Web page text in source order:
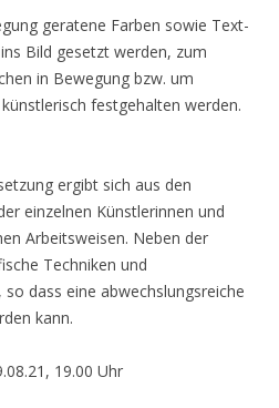
geratene Farben sowie Text-
Bild gesetzt werden, zum
in Bewegung bzw. um
festgehalten werden.
ergibt sich aus den
einzelnen Künstlerinnen und
Arbeitsweisen. Neben der
Techniken und
dass eine abwechslungsreiche
kann.
19.00 Uhr